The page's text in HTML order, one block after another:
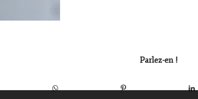
Parlez-en !